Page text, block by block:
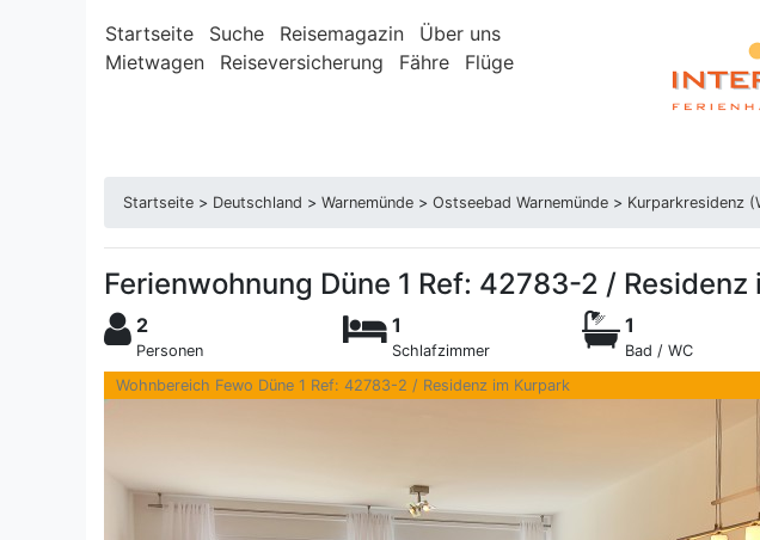
Startseite Suche Reisemagazin
Über uns
Mietwagen
Reiseversicherung Fähre Flüge
Startseite > Deutschland > Warnemünde > Ostseebad Warnemünde > Kurparkresidenz
Ferienwohnung Düne 1 Ref: 42783-2 / Residenz
2
Personen
1
Schlafzimmer
1
Bad / WC
Wohnbereich Fewo Düne 1 Ref: 42783-2 / Residenz im Kurpark